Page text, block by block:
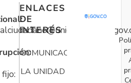
ENLACES
DE
INTERÉS
COMUNICACIONES
LA UNIDAD